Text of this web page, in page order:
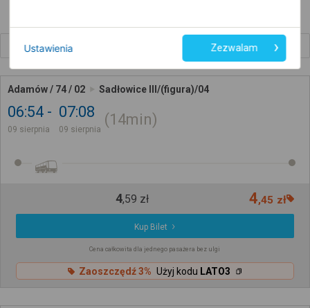
Adamów / 74 / 02 Sadłowice III/(figura)/04
06:54
09 sierpnia
07:08
09 sierpnia
14min
4,59 zł 4,45 zł
Kup Bilet
Cena całkowita dla jednego pasażera bez ulgi
Zaoszczędź 3% Użyj kodu LATO3
Ustawienia Zezwalam